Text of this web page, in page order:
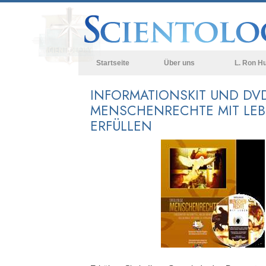
Startseite Über uns L. Ron
INFORMATIONSKIT UND
MENSCHENRECHTE MIT
ERFÜLLEN